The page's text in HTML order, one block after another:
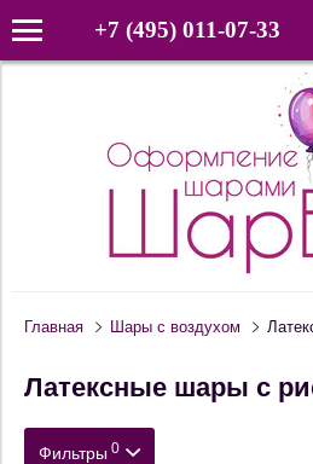
+7 (495) 011-07-33
Главная Шары c воздухом
Латексные шары с
Фильтры 0